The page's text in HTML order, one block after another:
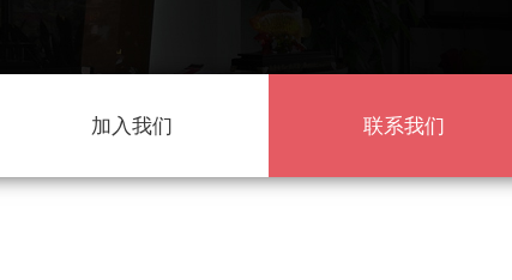
加入我们 联系我们